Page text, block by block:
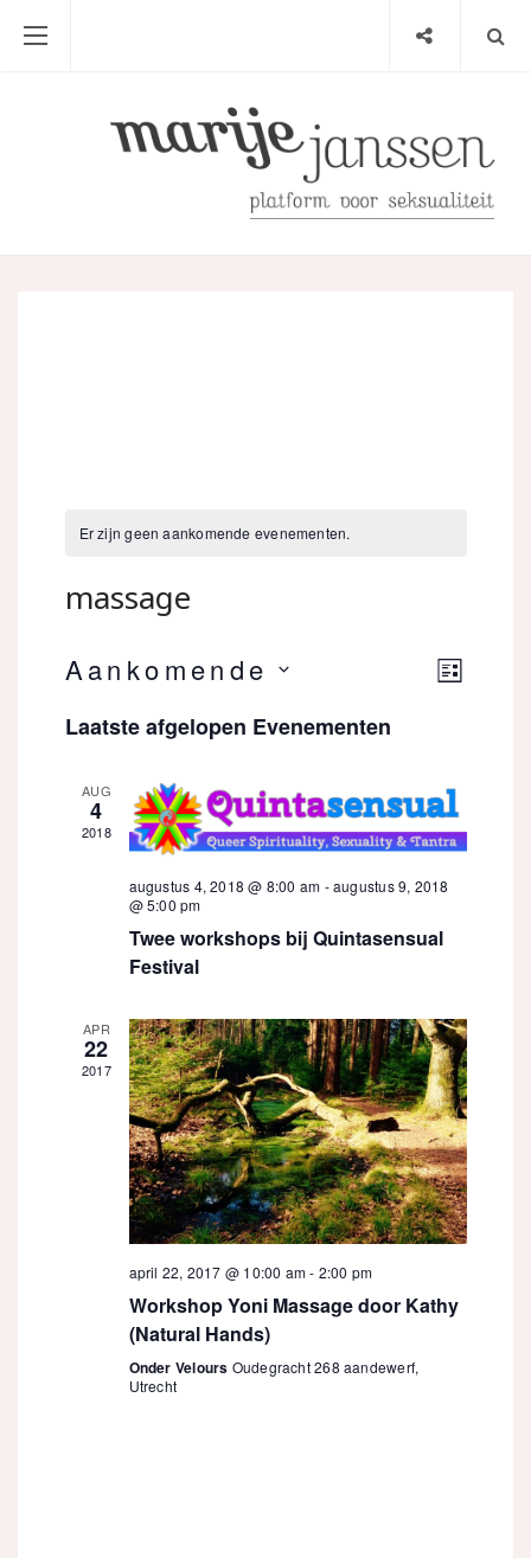
Er zijn geen aankomende evenementen.
massage
Aankomende
Laatste afgelopen Evenementen
AUG
4
2018
augustus 4, 2018 @ 8:00 am -augustus 9, 2018
@ 5:00 pm
Twee workshops bij Quintasensual
Festival
APR
22
2017
april 22, 2017 @ 10:00 am- 2:00 pm
Workshop Yoni Massage door Kathy
(Natural Hands)
Onder Velours Oudegracht 268 aandewerf,
Utrecht